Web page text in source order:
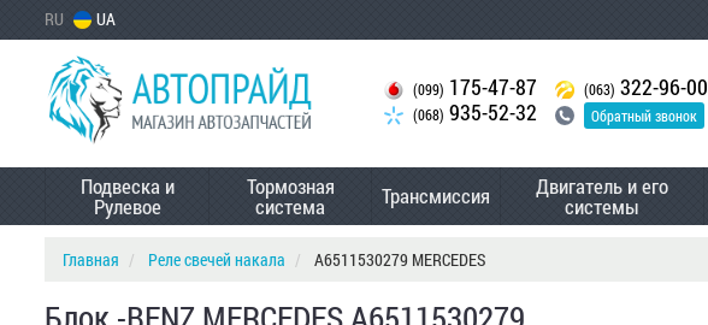
RU UA
(099) 175-47-87
(068) 935-52-32
(063) 322-96-00
Обратный звонок
Подвеска и
Рулевое
Тормозная
система Трансмиссия Двигатель и его
системы
Главная Реле свечей накала A6511530279 MERCEDES